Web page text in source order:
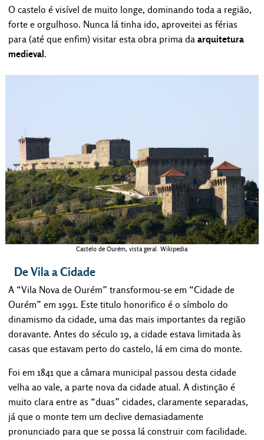
O castelo é visível de muito longe, dominando toda a região,
forte e orgulhoso. Nunca lá tinha ido, aproveitei as férias
para (até que enfim) visitar esta obra prima da arquitetura
medieval .
Castelo de Ourém, vista geral. Wikipedia
De Vila a Cidade
A “Vila Nova de Ourém” transformou-se em “Cidade de
Ourém” em 1991. Este titulo honorifico é o símbolo do
dinamismo da cidade, uma das mais importantes da região
doravante. Antes do século 19, a cidade estava limitada às
casas que estavam perto do castelo, lá em cima do monte.
Foi em 1841 que a câmara municipal passou desta cidade
velha ao vale, a parte nova da cidade atual. A distinção é
muito clara entre as “duas” cidades, claramente separadas,
já que o monte tem um declive demasiadamente
pronunciado para que se possa lá construir com facilidade.